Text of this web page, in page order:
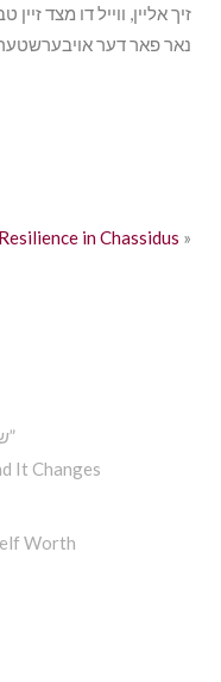
זיך אליין, ווייל דו מצד
נאר פאר דער
in Chassidus »
שמחה – “עקרון הוודאות” ש”פורץ גדר”
It Changes
Worth